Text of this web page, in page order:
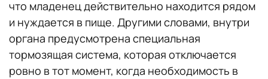
что младенец действительно находится рядом
и нуждается в пище. Другими словами, внутри
органа предусмотрена специальная
тормозящая система, которая отключается
ровно в тот момент, когда необходимость в